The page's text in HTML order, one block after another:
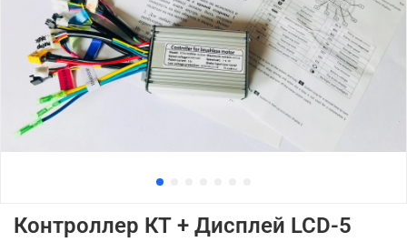
Контроллер КТ + Дисплей LCD-5